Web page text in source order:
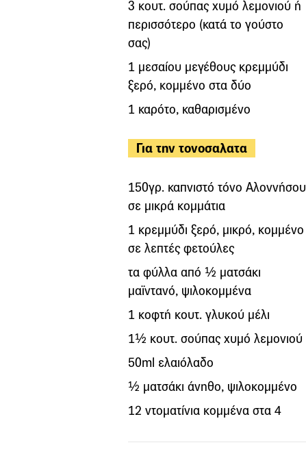
3 κουτ. σούπας χυμό λεμονιού ή
περισσότερο (κατά το γούστο
σας)
1 μεσαίου μεγέθους κρεμμύδι
ξερό, κομμένο στα δύο
1 καρότο, καθαρισμένο
Για την τονοσαλατα
150γρ. καπνιστό τόνο Αλοννήσου
σε μικρά κομμάτια
1 κρεμμύδι ξερό, μικρό, κομμένο
σε λεπτές φετούλες
τα φύλλα από ½ ματσάκι
μαϊντανό, ψιλοκομμένα
1 κοφτή κουτ. γλυκού μέλι
1½ κουτ. σούπας χυμό λεμονιού
50ml ελαιόλαδο
½ ματσάκι άνηθο, ψιλοκομμένο
12 ντοματίνια κομμένα στα 4